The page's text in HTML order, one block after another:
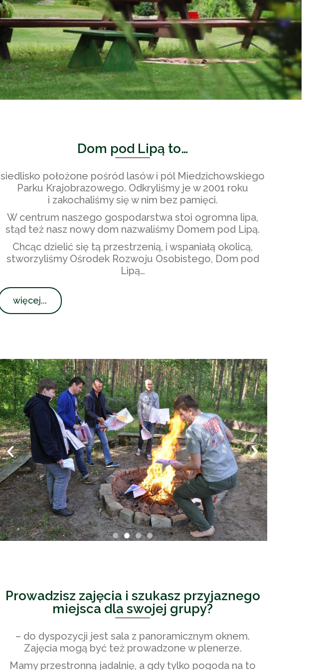
Dom pod Lipą to…
siedlisko położone pośród lasów i pól Miedzichowskiego
Parku Krajobrazowego. Odkryliśmy je w 2001 roku
i zakochaliśmy się w nim bez pamięci.
W centrum naszego gospodarstwa stoi ogromna lipa,
stąd też nasz nowy dom nazwaliśmy Domem pod Lipą.
Chcąc dzielić się tą przestrzenią, i wspaniałą okolicą,
stworzyliśmy Ośrodek Rozwoju Osobistego, Dom pod
Lipą…
więcej...
Prowadzisz zajęcia i szukasz przyjaznego
miejsca dla swojej grupy?
– do dyspozycji jest sala z panoramicznym oknem.
Zajęcia mogą być też prowadzone w plenerze.
Mamy przestronną jadalnię, a gdy tylko pogoda na to